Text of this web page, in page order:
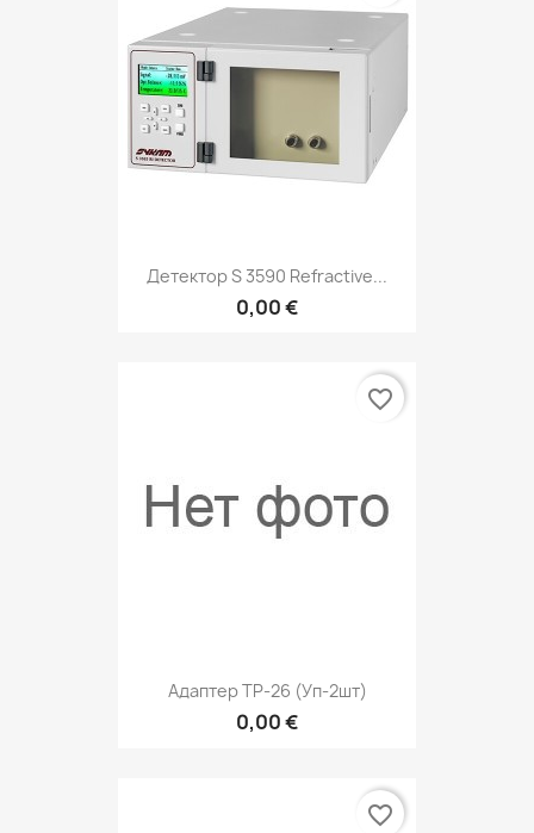
Детектор S 3590 Refractive...
0,00 €
Адаптер ТР-26 (уп-2шт)
0,00 €
favorite_border
favorite_border